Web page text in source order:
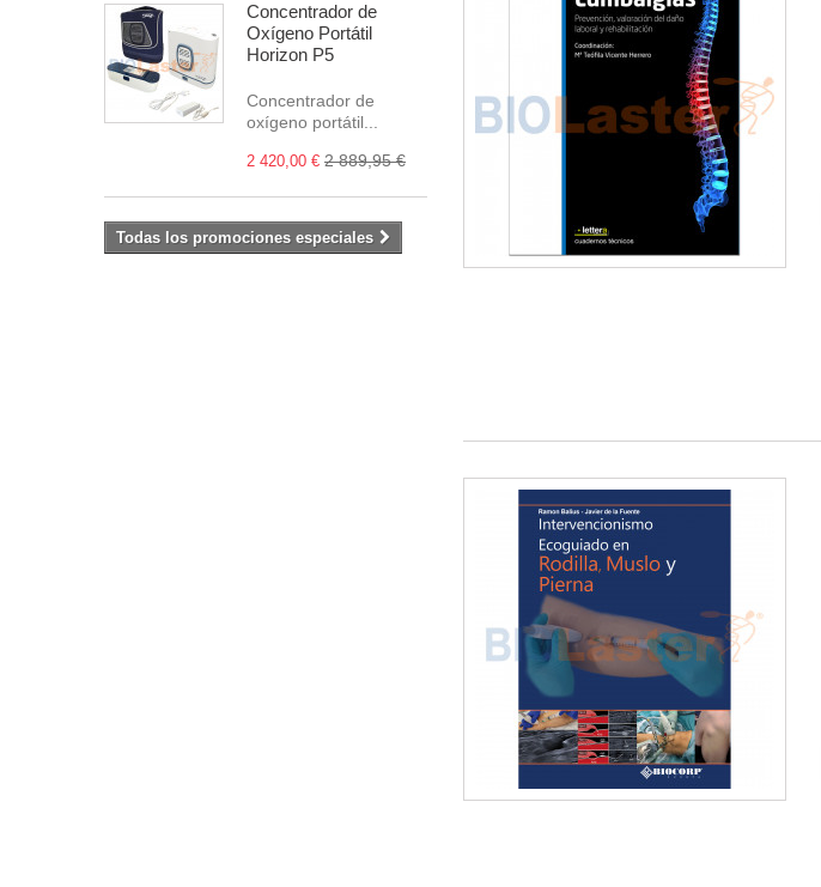
Concentrador de
Oxígeno Portátil
Horizon P5
Concentrador de
oxígeno portátil...
2 420,00 € 2 889,95 €
Todas los promociones especiales